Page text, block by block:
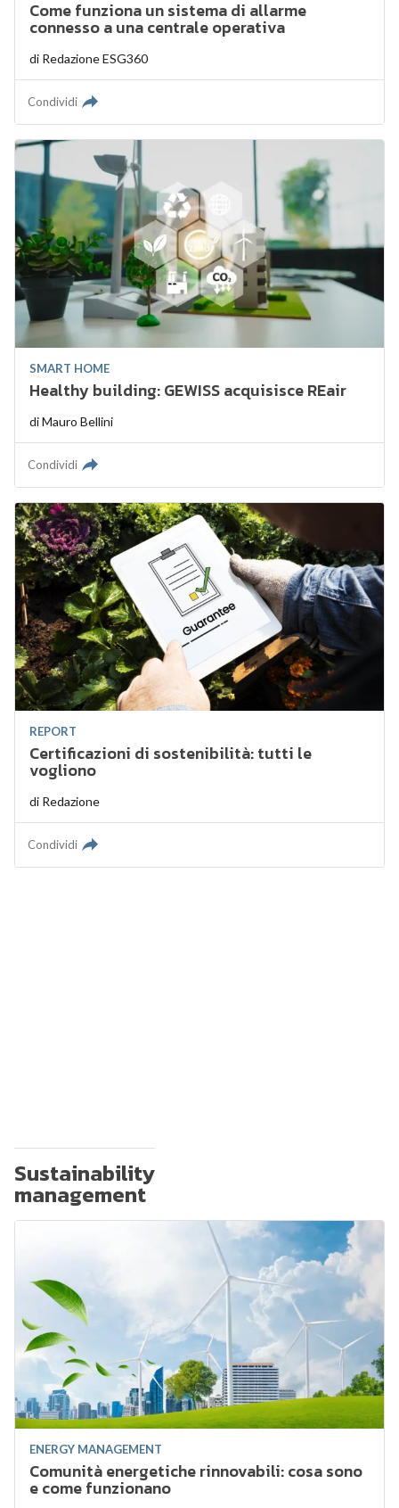
Come funziona un sistema di allarme
connesso a una centrale operativa
di Redazione ESG360
Condividi
SMART HOME
Healthy building: GEWISS acquisisce REair
diMauro Bellini
Condividi
REPORT
Certificazioni di sostenibilità: tutti le
vogliono
di Redazione
Condividi
Sustainability
management
ENERGY MANAGEMENT
Comunità energetiche rinnovabili: cosa sono
e come funzionano